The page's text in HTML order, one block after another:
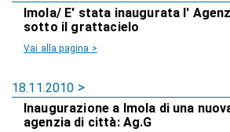
Imola/ E' stata inaugurata l'
sotto il grattacielo
Vai alla pagina >
18.11.2010
Inaugurazione a Imola di una
agenzia di città: Ag.G